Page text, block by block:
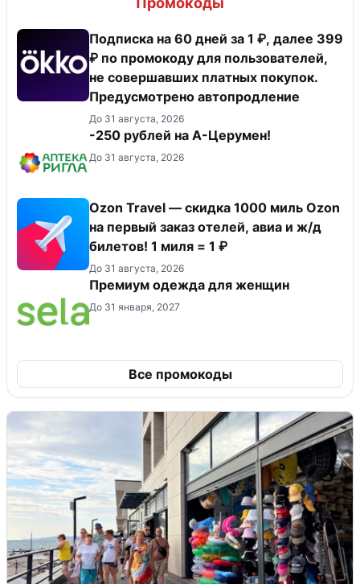
Подписка на 60 дней за 1 ₽, далее 399
₽ по промокоду для пользователей,
не совершавших платных покупок.
Предусмотрено автопродление
До 31 августа, 2026
-250 рублей на А-Церумен!
До 31 августа, 2026
Ozon Travel — скидка 1000 миль Ozon
на первый заказ отелей, авиа и ж/д
билетов! 1 миля = 1 ₽
До 31 августа, 2026
Премиум одежда для женщин
До 31 января, 2027
Все промокоды